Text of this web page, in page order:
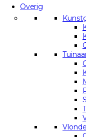
Overig